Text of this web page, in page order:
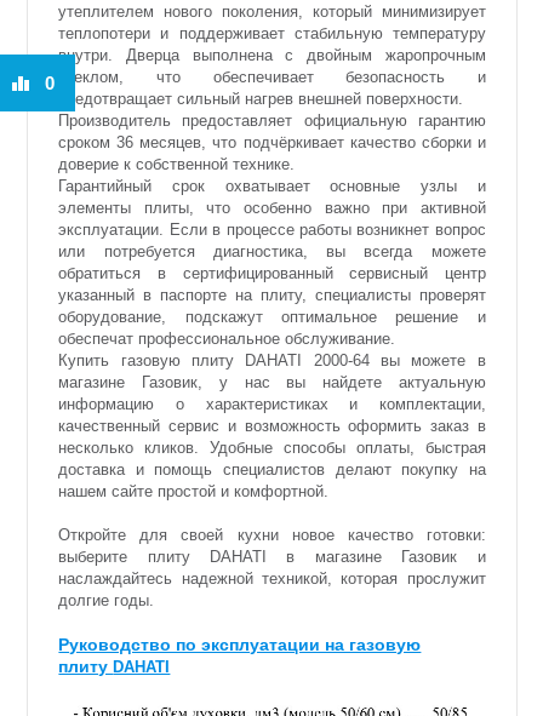
утеплителем нового поколения, который минимизирует
теплопотери и поддерживает стабильную температуру
внутри. Дверца выполнена с двойным жаропрочным
стеклом, что обеспечивает безопасность и
предотвращает сильный нагрев внешней поверхности.
Производитель предоставляет официальную гарантию
сроком 36 месяцев, что подчёркивает качество сборки и
доверие к собственной технике.
Гарантийный срок охватывает основные узлы и
элементы плиты, что особенно важно при активной
эксплуатации. Если в процессе работы возникнет вопрос
или потребуется диагностика, вы всегда можете
обратиться в сертифицированный сервисный центр
указанный в паспорте на плиту, специалисты проверят
оборудование, подскажут оптимальное решение и
обеспечат профессиональное обслуживание.
Купить газовую плиту DAHATI 2000-64 вы можете в
магазине Газовик, у нас вы найдете актуальную
информацию о характеристиках и комплектации,
качественный сервис и возможность оформить заказ в
несколько кликов. Удобные способы оплаты, быстрая
доставка и помощь специалистов делают покупку на
нашем сайте простой и комфортной.
Откройте для своей кухни новое качество готовки:
выберите плиту DAHATI в магазине Газовик и
наслаждайтесь надежной техникой, которая прослужит
долгие годы.
Руководство по эксплуатации на газовую
плитуDAHATI
0